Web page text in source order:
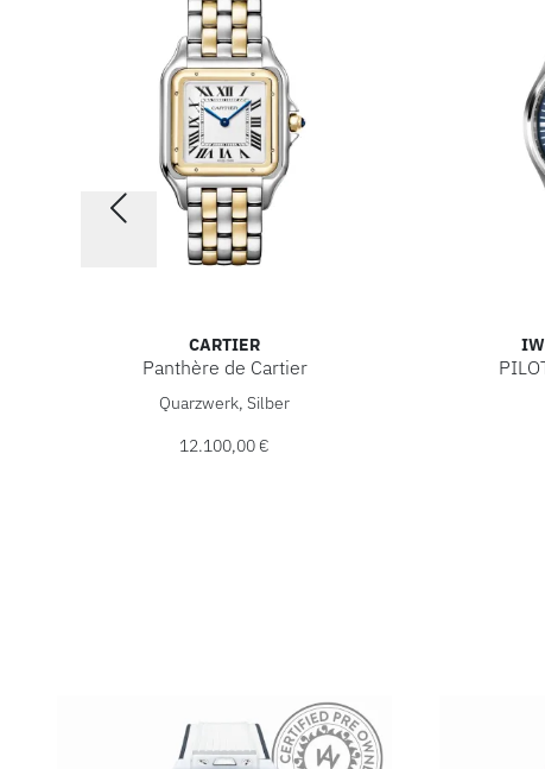
CARTIER
Panthère de Cartier
Cartier Panthère de Cartier, Ref: W2PN0012, Preis:
Quarzwerk, Silber
12.100,00 €
IWC